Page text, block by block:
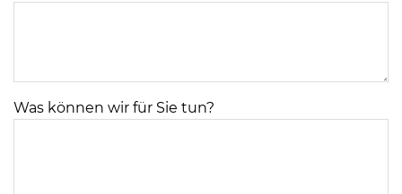
Was können wir für Sie tun?